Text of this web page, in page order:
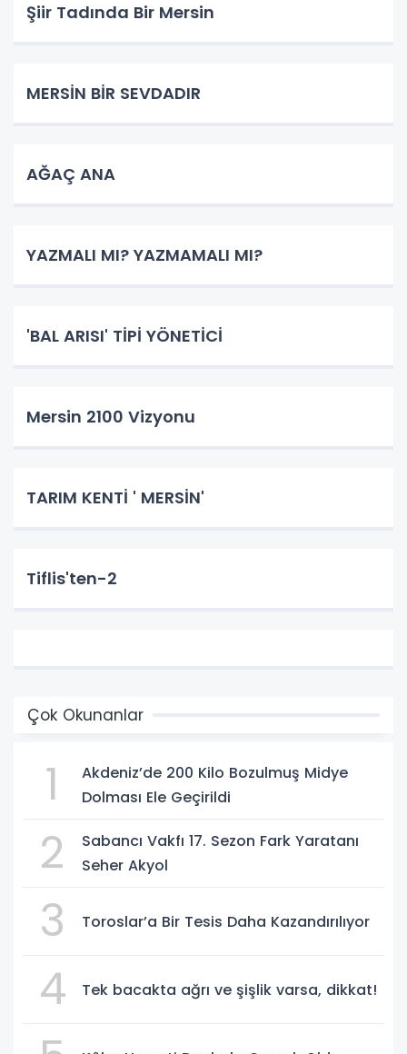
Şiir Tadında Bir Mersin
MERSİN BİR SEVDADIR
AĞAÇ ANA
YAZMALI MI? YAZMAMALI MI?
'BAL ARISI' TİPİ YÖNETİCİ
Mersin 2100 Vizyonu
TARIM KENTİ ' MERSİN'
Tiflis'ten-2
Çok Okunanlar
1
Akdeniz’de 200 Kilo Bozulmuş Midye
Dolması Ele Geçirildi
2
Sabancı Vakfı 17. Sezon Fark Yaratanı
Seher Akyol
3 Toroslar’a Bir Tesis Daha Kazandırılıyor
4 Tek bacakta ağrı ve şişlik varsa, dikkat!